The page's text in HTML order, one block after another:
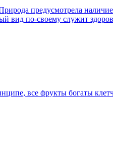
предусмотрела
вид по-своему служит
все фрукты богаты